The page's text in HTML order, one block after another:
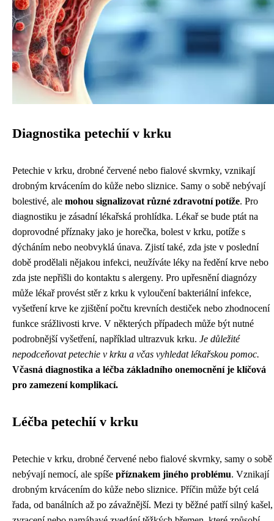
Diagnostika petechií v krku
Petechie v krku, drobné červené nebo fialové skvrnky, vznikají
drobným krvácením do kůže nebo sliznice. Samy o sobě nebývají
bolestivé, ale mohou signalizovat různé zdravotní potíže. Pro
diagnostiku je zásadní lékařská prohlídka. Lékař se bude ptát na
doprovodné příznaky jako je horečka, bolest v krku, potíže s
dýcháním nebo neobvyklá únava. Zjistí také, zda jste v poslední
době prodělali nějakou infekci, neužíváte léky na ředění krve nebo
zda jste nepřišli do kontaktu s alergeny. Pro upřesnění diagnózy
může lékař provést stěr z krku k vyloučení bakteriální infekce,
vyšetření krve ke zjištění počtu krevních destiček nebo zhodnocení
funkce srážlivosti krve. V některých případech může být nutné
podrobnější vyšetření, například ultrazvuk krku. Je důležité
nepodceňovat petechie v krku a včas vyhledat lékařskou pomoc.
Včasná diagnostika a léčba základního onemocnění je klíčová
pro zamezení komplikací.
Léčba petechií v krku
Petechie v krku, drobné červené nebo fialové skvrnky, samy o sobě
nebývají nemocí, ale spíše příznakem jiného problému. Vznikají
drobným krvácením do kůže nebo sliznice. Příčin může být celá
řada, od banálních až po závažnější. Mezi ty běžné patří silný kašel,